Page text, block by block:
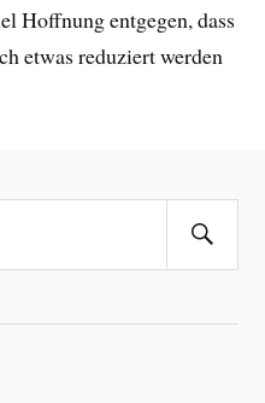
Hoffnung entgegen, dass
etwas reduziert werden